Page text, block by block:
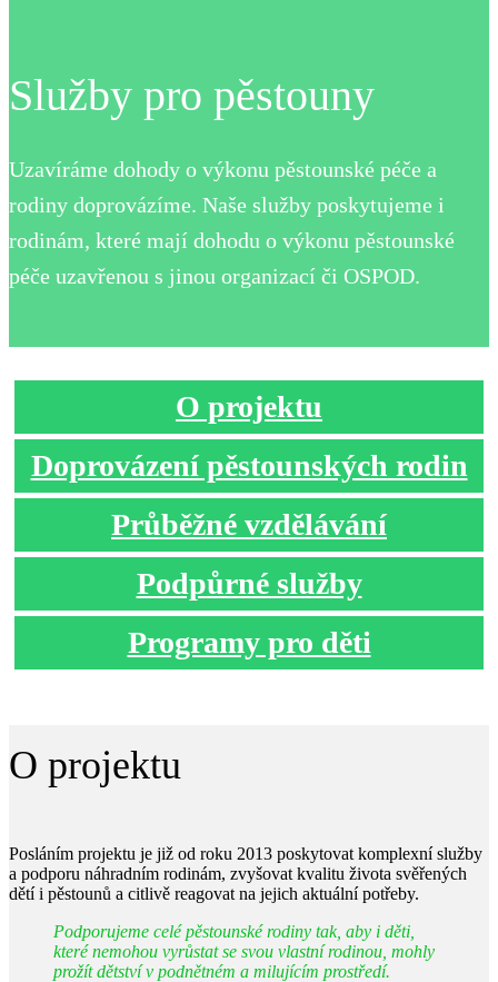
Služby pro pěstouny
Uzavíráme dohody o výkonu pěstounské péče a
rodiny doprovázíme. Naše služby poskytujeme i
rodinám, které mají dohodu o výkonu pěstounské
péče uzavřenou s jinou organizací či OSPOD.
O projektu
Doprovázení pěstounských rodin
Průběžné vzdělávání
Podpůrné služby
Programy pro děti
O projektu
Posláním projektu je již od roku 2013 poskytovat komplexní služby
a podporu náhradním rodinám, zvyšovat kvalitu života svěřených
dětí i pěstounů a citlivě reagovat na jejich aktuální potřeby.
Podporujeme celé pěstounské rodiny tak, aby i děti,
které nemohou vyrůstat se svou vlastní rodinou, mohly
prožít dětství v podnětném a milujícím prostředí.